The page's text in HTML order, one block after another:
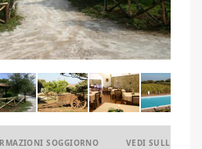
SOGGIORNO VEDI SULLA